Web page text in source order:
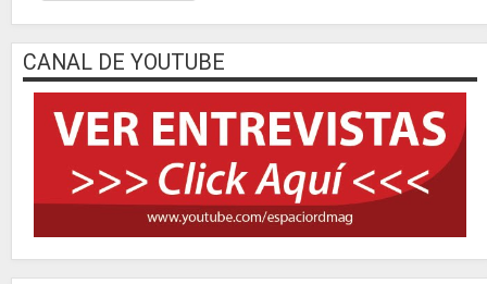
CANAL DE YOUTUBE